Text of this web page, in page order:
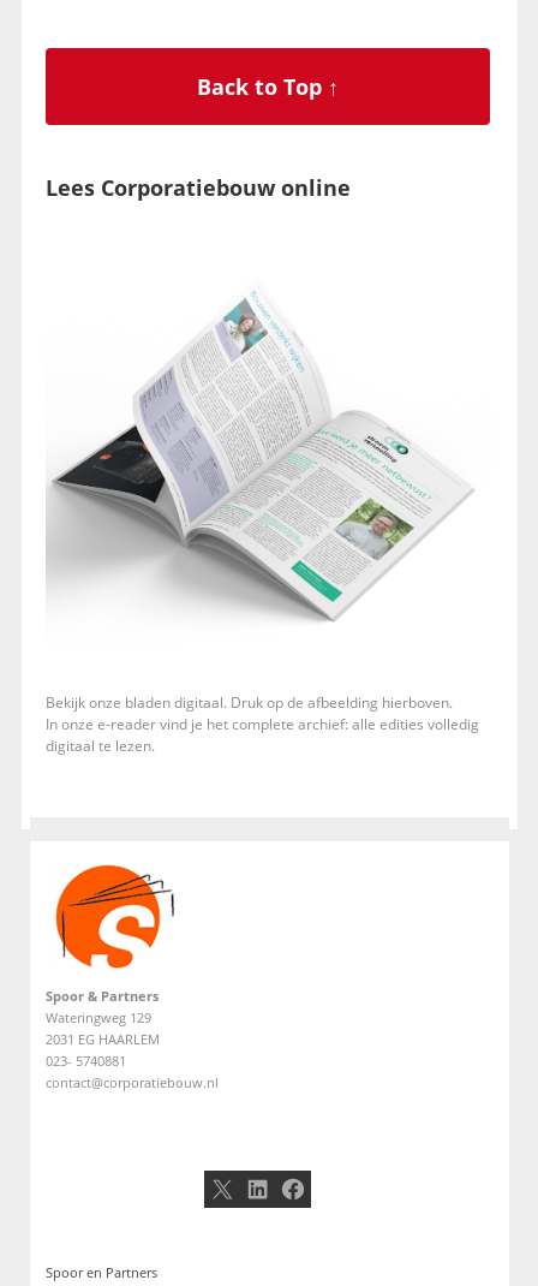
Back to Top ↑
Lees Corporatiebouw online
Bekijk onze bladen digitaal. Druk op de afbeelding hierboven.
In onze e-reader vind je het complete archief: alle edities volledig
digitaal te lezen.
Spoor & Partners
Wateringweg 129
2031 EG HAARLEM
023- 5740881
contact@corporatiebouw.nl
X LinkedIn
Facebook
Spoor en Partners